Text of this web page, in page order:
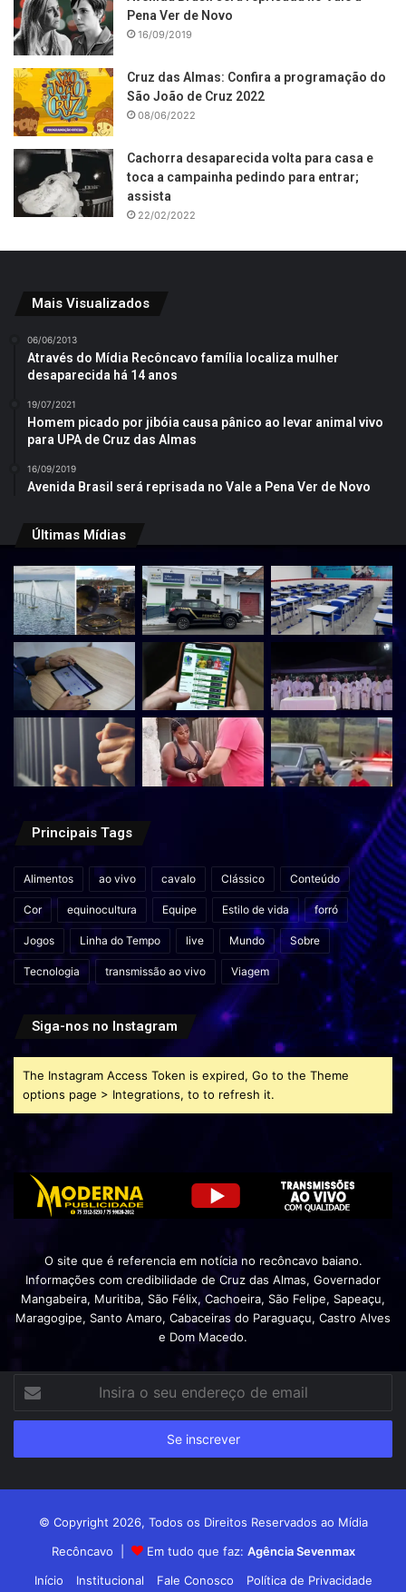
Pena Ver de Novo
16/09/2019
Cruz das Almas: Confira a programação do
São João de Cruz 2022
08/06/2022
Cachorra desaparecida volta para casa e
toca a campainha pedindo para entrar;
assista
22/02/2022
Mais Visualizados
06/06/2013
Através do Mídia Recôncavo família localiza mulher
desaparecida há 14 anos
19/07/2021
Homem picado por jibóia causa pânico ao levar animal vivo
para UPA de Cruz das Almas
16/09/2019
Avenida Brasil será reprisada no Vale a Pena Ver de Novo
Últimas Mídias
Principais Tags
Alimentos ao vivo cavalo Clássico Conteúdo
Cor equinocultura Equipe Estilo de vida forró
Jogos Linha do Tempo live Mundo Sobre
Tecnologia transmissão ao vivo Viagem
Siga-nos no Instagram
The Instagram Access Token is expired, Go to the Theme
options page > Integrations, to to refresh it.
O site que é referencia em notícia no recôncavo baiano.
Informações com credibilidade de Cruz das Almas, Governador
Mangabeira, Muritiba, São Félix, Cachoeira, São Felipe, Sapeaçu,
Maragogipe, Santo Amaro, Cabaceiras do Paraguaçu, Castro Alves
e Dom Macedo.
seu
de
© Copyright 2026, Todos os Direitos Reservados ao Mídia
Recôncavo |
Em tudo que faz: Agência Sevenmax
Início
Institucional Fale Conosco Política de Privacidade